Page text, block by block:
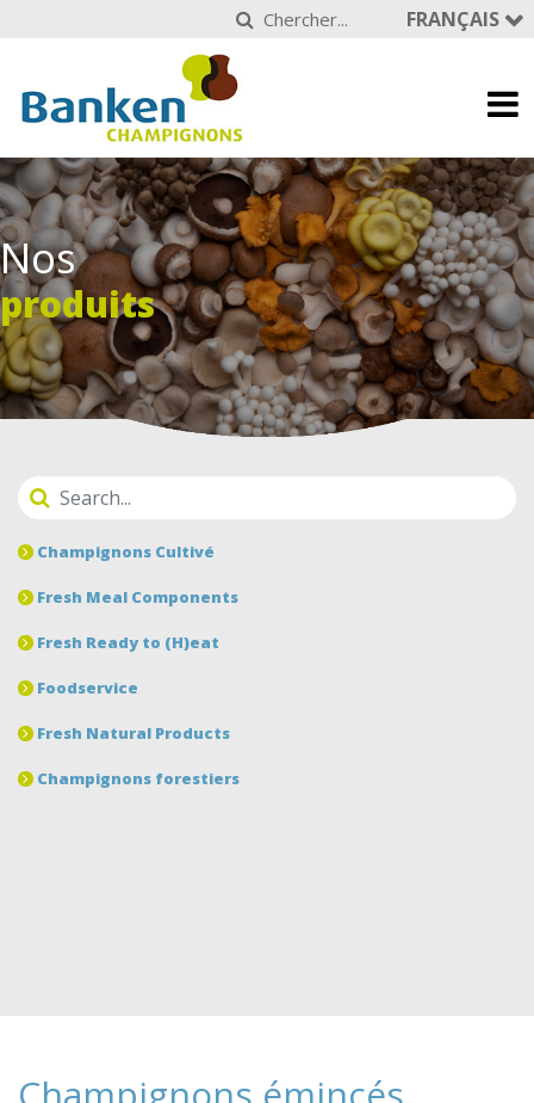
FRANÇAIS
Nos
produits
Champignons Cultivé
Fresh Meal Components
Fresh Ready to (H)eat
Foodservice
Fresh Natural Products
Champignons forestiers